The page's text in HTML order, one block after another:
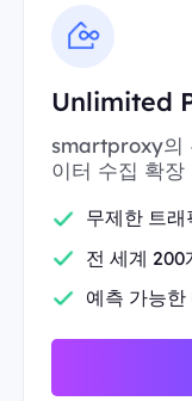
Unlimited
smartproxy의
이터 수집 확장
무제한 트래
전 세계 200
예측 가능한